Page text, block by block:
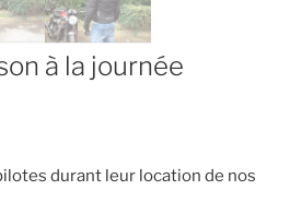
à la journée
durant leur location de nos